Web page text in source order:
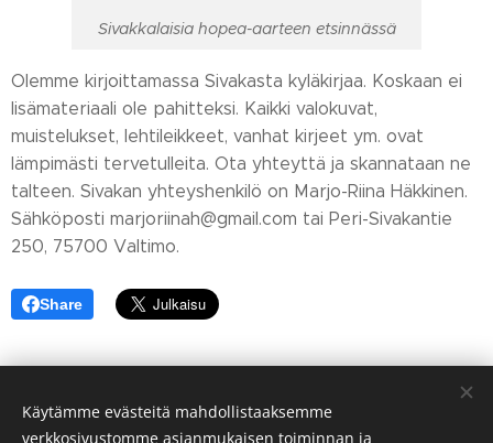
Sivakkalaisia hopea-aarteen etsinnässä
Olemme kirjoittamassa Sivakasta kyläkirjaa. Koskaan ei
lisämateriaali ole pahitteksi. Kaikki valokuvat,
muistelukset, lehtileikkeet, vanhat kirjeet ym. ovat
lämpimästi tervetulleita. Ota yhteyttä ja skannataan ne
talteen. Sivakan yhteyshenkilö on Marjo-Riina Häkkinen.
Sähköposti marjoriinah@gmail.com tai Peri-Sivakantie
250, 75700 Valtimo.
Share
Käytämme evästeitä mahdollistaaksemme
verkkosivustomme asianmukaisen toiminnan ja